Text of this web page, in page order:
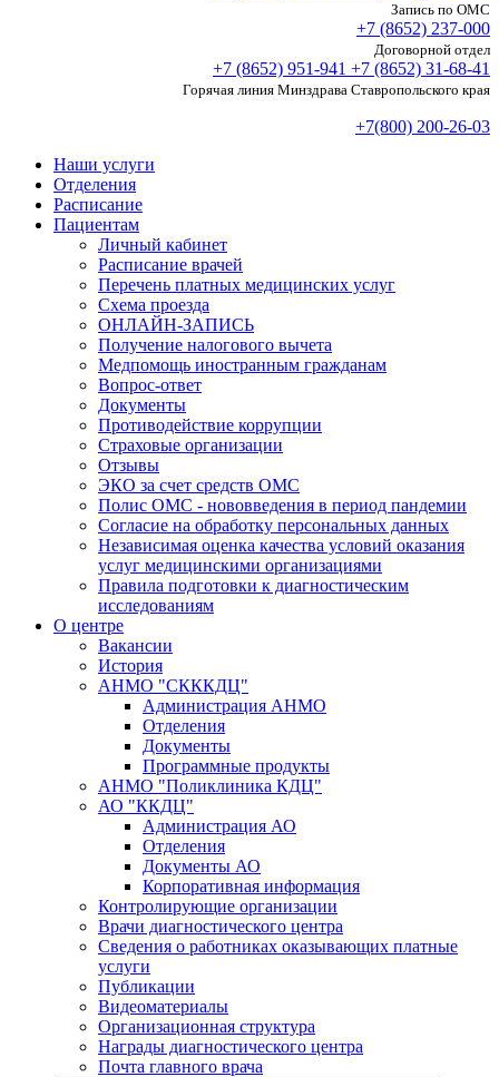
Запись по ОМС
+7 (8652) 237-000
Договорной отдел
+7 (8652) 951-941 +7 (8652) 31-68-41
Горячая линия Минздрава Ставропольского края
+7(800) 200-26-03
Наши услуги
Отделения
Расписание
Пациентам
Личный кабинет
Расписание врачей
Перечень платных медицинских услуг
Схема проезда
ОНЛАЙН-ЗАПИСЬ
Получение налогового вычета
Медпомощь иностранным гражданам
Вопрос-ответ
Документы
Противодействие коррупции
Страховые организации
Отзывы
ЭКО за счет средств ОМС
Полис ОМС - нововведения в период пандемии
Согласие на обработку персональных данных
Независимая оценка качества условий оказания
услуг медицинскими организациями
Правила подготовки к диагностическим
исследованиям
О центре
Вакансии
История
АНМО "СКККДЦ"
Администрация АНМО
Отделения
Документы
Программные продукты
АНМО "Поликлиника КДЦ"
АО "ККДЦ"
Администрация АО
Отделения
Документы АО
Корпоративная информация
Контролирующие организации
Врачи диагностического центра
Сведения о работниках оказывающих платные
услуги
Публикации
Видеоматериалы
Организационная структура
Награды диагностического центра
Почта главного врача